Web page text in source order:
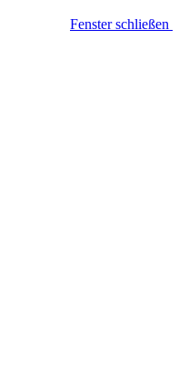
Fenster schließen